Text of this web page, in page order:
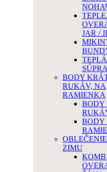
JAR /
BODY
RUKÁV, NA
RAMIENKA
BODY
BODY
ZIMU